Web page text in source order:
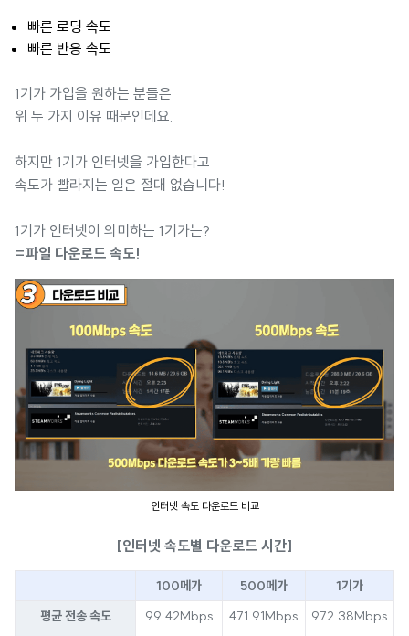
빠른 로딩 속도
빠른 반응 속도
1기가 가입을 원하는 분들은
위 두 가지 이유 때문인데요.
하지만 1기가 인터넷을 가입한다고
속도가 빨라지는 일은 절대 없습니다!
1기가 인터넷이 의미하는 1기가는?
=파일 다운로드 속도!
인터넷 속도 다운로드 비교
[인터넷 속도별 다운로드 시간]
100메가 500메가
1기가
평균 전송 속도
99.42Mbps 471.91Mbps
972.38Mbps